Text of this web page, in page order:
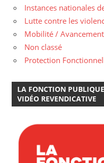
Instances nationales
Lutte contre les
Mobilité / Avancement
Non classé
Protection
LA FONCTION
VIDÉO REVENDICATIVE